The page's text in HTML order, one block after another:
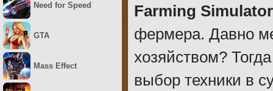
Farming
фермера. Давно
хозяйством?
выбор техники в
Need for Speed
GTA
Mass Effect